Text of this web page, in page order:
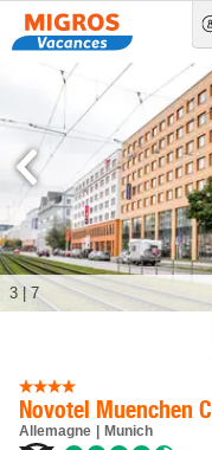
Novotel Muenchen
Allemagne Munich
3 |7